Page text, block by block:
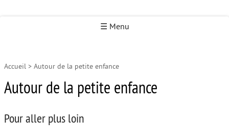
☰ Menu
Accueil
Autour de la naissance
Accueil > Autour de la petite enfance
Autour de la petite enfance
Pour aller plus loin